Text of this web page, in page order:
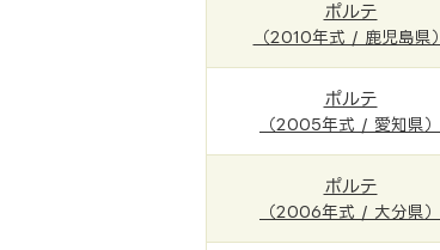
ポルテ
（2010年式 / 鹿児島県）
ポルテ
（2005年式 / 愛知県）
ポルテ
（2006年式 / 大分県）